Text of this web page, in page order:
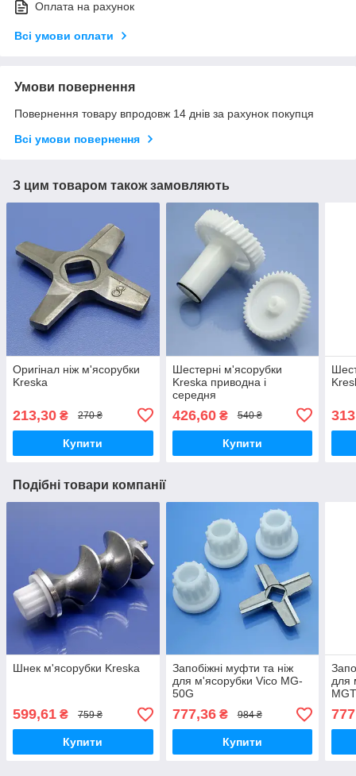
Оплата на рахунок
Всі умови оплати
Умови повернення
Повернення товару впродовж 14 днів за рахунок покупця
Всі умови повернення
З цим товаром також замовляють
Оригінал ніж м'ясорубки
Kreska
213,30 ₴ 270 ₴
Купити
Шестерні м'ясорубки
Kreska приводна і
середня
426,60₴ 540 ₴
Купити
Подібні товари компанії
Шнек м'ясорубки Kreska
599,61 ₴ 759 ₴
Купити
Запобіжні муфти та ніж
для м'ясорубки Vico MG-
50G
777,36₴ 984 ₴
Купити
для